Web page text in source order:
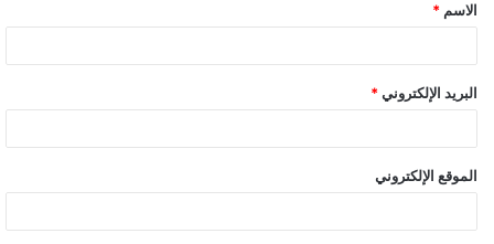
*
الاسم *
البريد الإلكتروني *
الموقع الإلكتروني